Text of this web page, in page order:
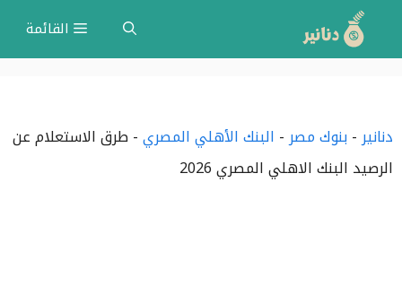
انتقل
إلى
القائمة
دنانير-بنوك مصر- البنك الأهلي المصري- طرق الاستعلام عن
الرصيد البنك الاهلي المصري 2026